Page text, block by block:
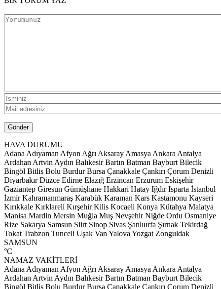
HAVA DURUMU
Adana Adıyaman Afyon Ağrı Aksaray Amasya Ankara Antalya
Ardahan Artvin Aydın Balıkesir Bartın Batman Bayburt Bilecik
Bingöl Bitlis Bolu Burdur Bursa Çanakkale Çankırı Çorum Denizli
Diyarbakır Düzce Edirne Elazığ Erzincan Erzurum Eskişehir
Gaziantep Giresun Gümüşhane Hakkari Hatay Iğdır Isparta İstanbul
İzmir Kahramanmaraş Karabük Karaman Kars Kastamonu Kayseri
Kırıkkale Kırklareli Kırşehir Kilis Kocaeli Konya Kütahya Malatya
Manisa Mardin Mersin Muğla Muş Nevşehir Niğde Ordu Osmaniye
Rize Sakarya Samsun Siirt Sinop Sivas Şanlıurfa Şırnak Tekirdağ
Tokat Trabzon Tunceli Uşak Van Yalova Yozgat Zonguldak
SAMSUN
°C
NAMAZ VAKİTLERİ
Adana Adıyaman Afyon Ağrı Aksaray Amasya Ankara Antalya
Ardahan Artvin Aydın Balıkesir Bartın Batman Bayburt Bilecik
Bingöl Bitlis Bolu Burdur Bursa Çanakkale Çankırı Çorum Denizli